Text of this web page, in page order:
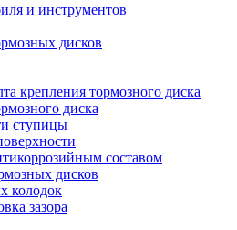
и инструментов
дисков
крепления тормозного диска
диска
ступицы
составом
дисков
колодок
зазора